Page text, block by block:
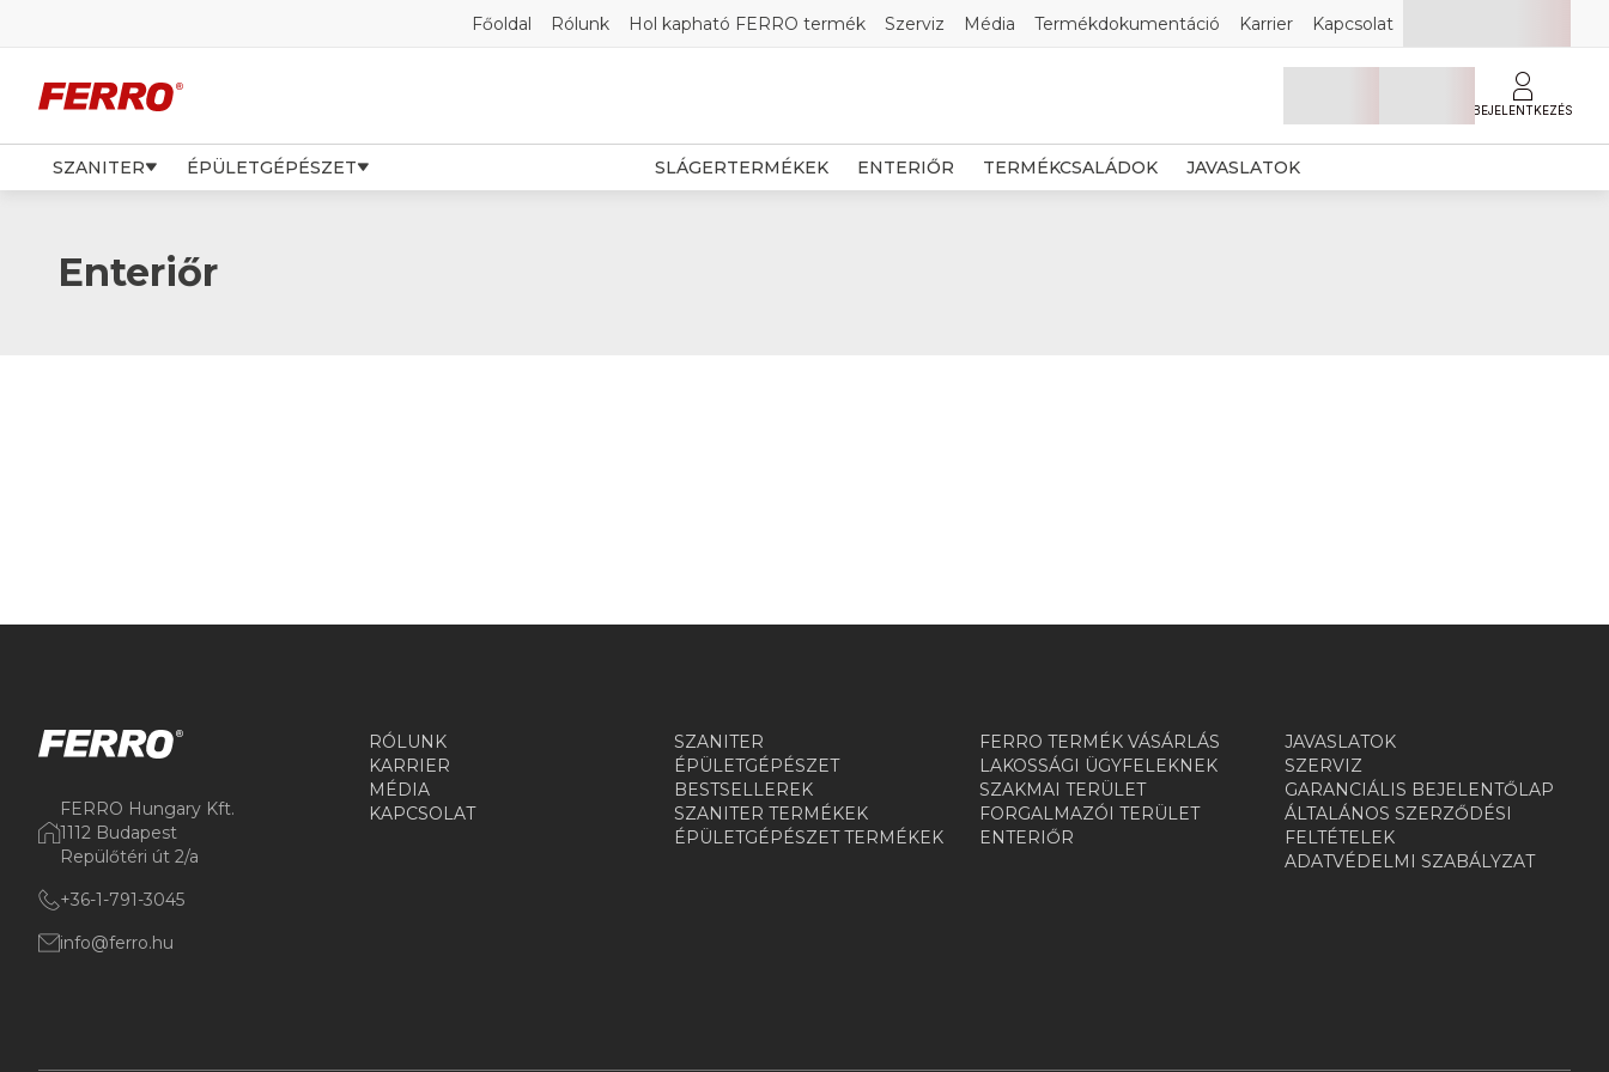
Főoldal Rólunk Hol kapható FERRO termék Szerviz Média Termékdokumentáció Karrier Kapcsolat
BEJELENTKEZÉS
SZANITER ÉPÜLETGÉPÉSZET SLÁGERTERMÉKEK ENTERIŐR TERMÉKCSALÁDOK JAVASLATOK
Enteriőr
FERRO Hungary Kft.
1112 Budapest
Repülőtéri út 2/a
+36-1-791-3045
info@ferro.hu
RÓLUNK
KARRIER
MÉDIA
KAPCSOLAT
SZANITER
ÉPÜLETGÉPÉSZET
BESTSELLEREK
SZANITER TERMÉKEK
ÉPÜLETGÉPÉSZET TERMÉKEK
FERRO TERMÉK VÁSÁRLÁS
LAKOSSÁGI ÜGYFELEKNEK
SZAKMAI TERÜLET
FORGALMAZÓI TERÜLET
ENTERIŐR
JAVASLATOK
SZERVIZ
GARANCIÁLIS BEJELENTŐLAP
ÁLTALÁNOS SZERZŐDÉSI
FELTÉTELEK
ADATVÉDELMI SZABÁLYZAT